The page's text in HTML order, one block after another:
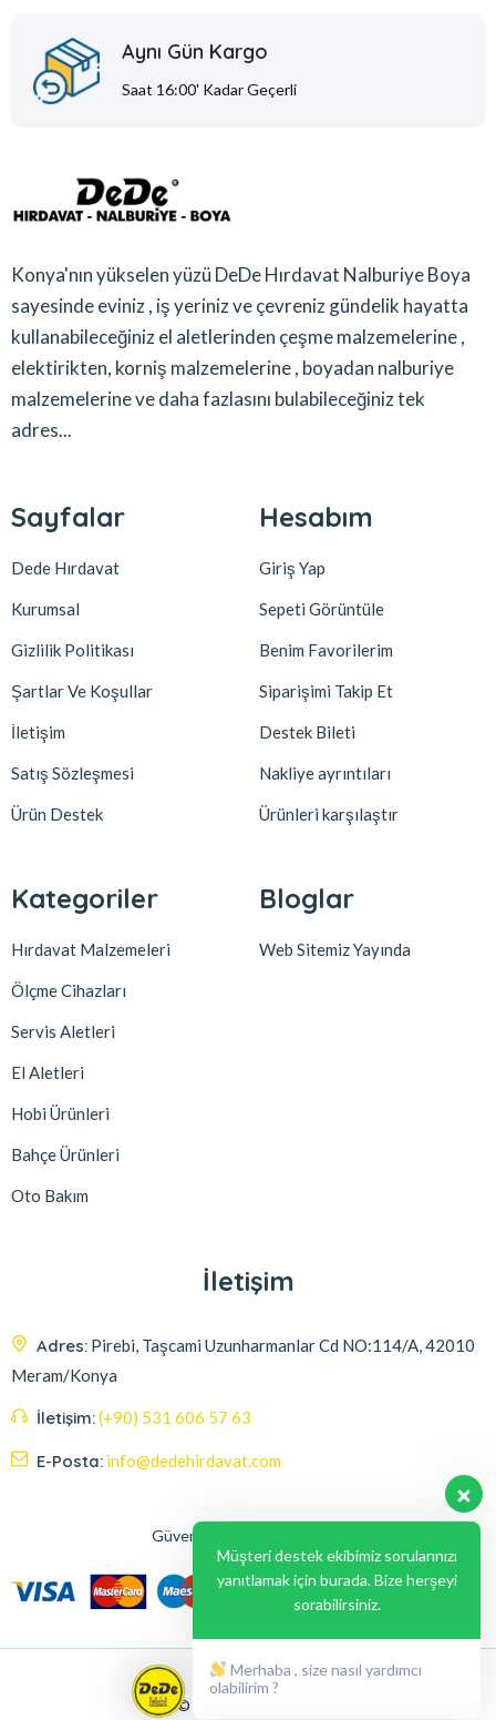
Aynı Gün Kargo
Saat 16:00' Kadar Geçerli
Konya'nın yükselen yüzü DeDe Hırdavat Nalburiye Boya
sayesinde eviniz , iş yeriniz ve çevreniz gündelik hayatta
kullanabileceğiniz el aletlerinden çeşme malzemelerine ,
elektirikten, korniş malzemelerine , boyadan nalburiye
malzemelerine ve daha fazlasını bulabileceğiniz tek
adres...
Sayfalar
Dede Hırdavat
Kurumsal
Gizlilik Politikası
Şartlar Ve Koşullar
İletişim
Satış Sözleşmesi
Ürün Destek
Hesabım
Giriş Yap
Sepeti Görüntüle
Benim Favorilerim
Siparişimi Takip Et
Destek Bileti
Nakliye ayrıntıları
Ürünleri karşılaştır
Kategoriler
Hırdavat Malzemeleri
Ölçme Cihazları
Servis Aletleri
El Aletleri
Hobi Ürünleri
Bahçe Ürünleri
Oto Bakım
Bloglar
Web Sitemiz Yayında
İletişim
Adres: Pirebi, Taşcami Uzunharmanlar Cd NO:114/A, 42010
Meram/Konya
İletişim:(+90) 531 606 57 63
E-Posta: info@dedehirdavat.com
Güvenli Ödeme Seçenekleri
© 2024, Liabil Dizayn
Müşteri destek ekibimiz sorularınızı
yanıtlamak için burada. Bize herşeyi
sorabilirsiniz.
Merhaba , size nasıl yardımcı
olabilirim ?